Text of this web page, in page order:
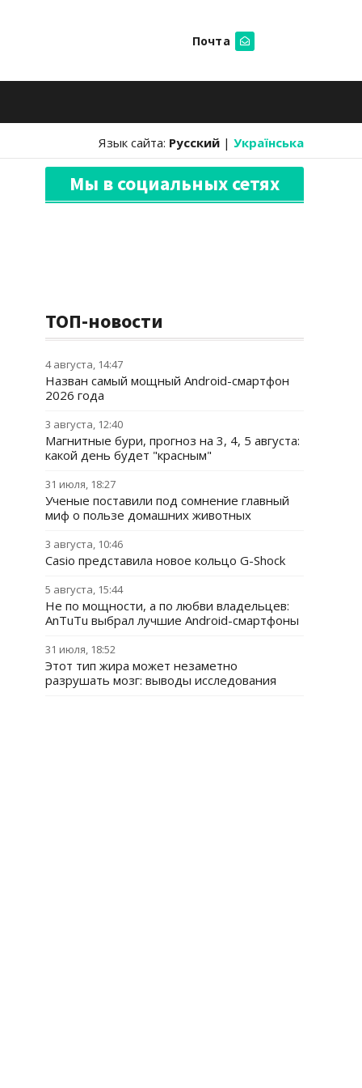
Почта
Язык сайта: Русский | Українська
Мы в социальных сетях
ТОП-новости
4 августа, 14:47
Назван самый мощный Android-смартфон
2026 года
3 августа, 12:40
Магнитные бури, прогноз на 3, 4, 5 августа:
какой день будет "красным"
31 июля, 18:27
Ученые поставили под сомнение главный
миф о пользе домашних животных
3 августа, 10:46
Casio представила новое кольцо G-Shock
5 августа, 15:44
Не по мощности, а по любви владельцев:
AnTuTu выбрал лучшие Android-смартфоны
31 июля, 18:52
Этот тип жира может незаметно
разрушать мозг: выводы исследования